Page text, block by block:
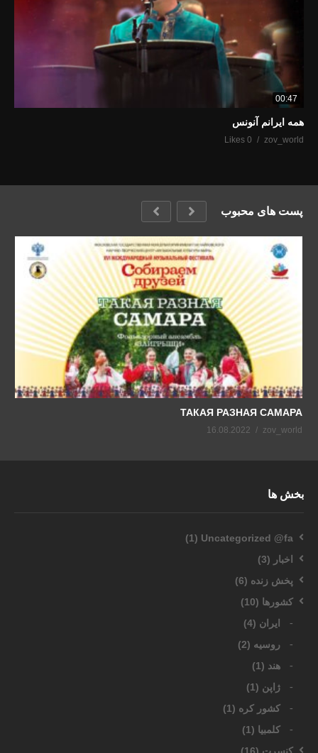
00:47
همه ایرانم آنونس
zov_world
0 Likes
پست های محبوب
ТАКАЯ РАЗНАЯ САМАРА
zov_world
16.08.2022
بخش ها
Uncategorized @fa
(1)
اخبار (3)
پخش زنده (6)
کشورها (10)
ایران (4)
روسیه (2)
هند (1)
ژاپن (1)
کشور کره (1)
کلمبیا (1)
کنسرت (16)